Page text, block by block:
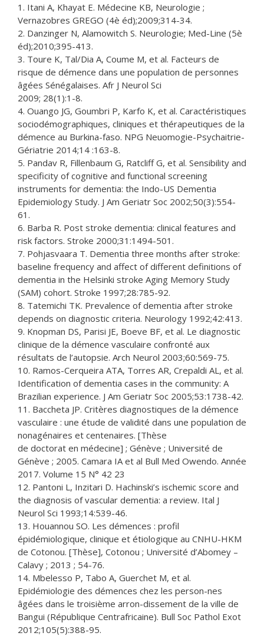
1. Itani A, Khayat E. Médecine KB, Neurologie ;
Vernazobres GREGO (4è éd);2009;314-34.
2. Danzinger N, Alamowitch S. Neurologie; Med-Line (5è
éd);2010;395-413.
3. Toure K, Tal/Dia A, Coume M, et al. Facteurs de
risque de démence dans une population de personnes
âgées Sénégalaises. Afr J Neurol Sci
2009; 28(1):1-8.
4. Ouango JG, Goumbri P, Karfo K, et al. Caractéristiques
sociodémographiques, cliniques et thérapeutiques de la
démence au Burkina-faso. NPG Neuomogie-Psychaitrie-
Gériatrie 2014;14 :163-8.
5. Pandav R, Fillenbaum G, Ratcliff G, et al. Sensibility and
specificity of cognitive and functional screening
instruments for dementia: the Indo-US Dementia
Epidemiology Study. J Am Geriatr Soc 2002;50(3):554-
61.
6. Barba R. Post stroke dementia: clinical features and
risk factors. Stroke 2000;31:1494-501.
7. Pohjasvaara T. Dementia three months after stroke:
baseline frequency and affect of different definitions of
dementia in the Helsinki stroke Aging Memory Study
(SAM) cohort. Stroke 1997;28:785-92.
8. Tatemichi TK. Prevalence of dementia after stroke
depends on diagnostic criteria. Neurology 1992;42:413.
9. Knopman DS, Parisi JE, Boeve BF, et al. Le diagnostic
clinique de la démence vasculaire confronté aux
résultats de l’autopsie. Arch Neurol 2003;60:569-75.
10. Ramos-Cerqueira ATA, Torres AR, Crepaldi AL, et al.
Identification of dementia cases in the community: A
Brazilian experience. J Am Geriatr Soc 2005;53:1738-42.
11. Baccheta JP. Critères diagnostiques de la démence
vasculaire : une étude de validité dans une population de
nonagénaires et centenaires. [Thèse
de doctorat en médecine] ; Génève ; Université de
Génève ; 2005. Camara IA et al Bull Med Owendo. Année
2017. Volume 15 N° 42 23
12. Pantoni L, Inzitari D. Hachinski’s ischemic score and
the diagnosis of vascular dementia: a review. Ital J
Neurol Sci 1993;14:539-46.
13. Houannou SO. Les démences : profil
épidémiologique, clinique et étiologique au CNHU-HKM
de Cotonou. [Thèse], Cotonou ; Université d’Abomey –
Calavy ; 2013 ; 54-76.
14. Mbelesso P, Tabo A, Guerchet M, et al.
Epidémiologie des démences chez les person-nes
âgées dans le troisième arron-dissement de la ville de
Bangui (République Centrafricaine). Bull Soc Pathol Exot
2012;105(5):388-95.